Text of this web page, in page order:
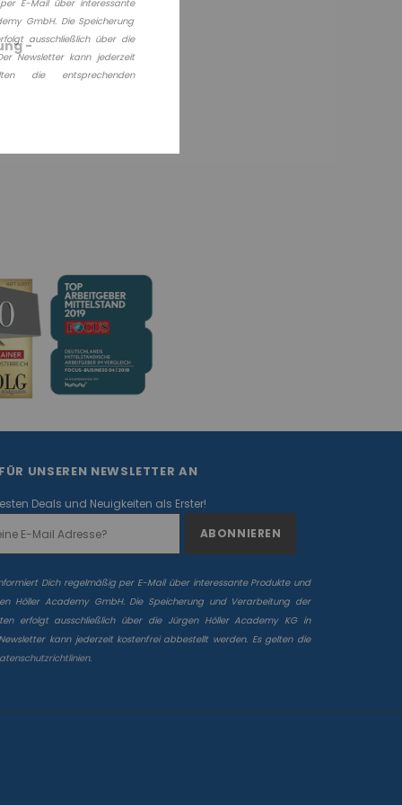
-
UNSEREN NEWSLETTER AN
Deals und Neuigkeiten als Erster!
Dich regelmäßig per E-Mail über interessante Produkte und
Höller Academy GmbH. Die Speicherung und Verarbeitung der
erfolgt ausschließlich über die Jürgen Höller Academy KG in
kann jederzeit kostenfrei abbestellt werden. Es gelten die
GmbH. Die Speicherung
ausschließlich über die
Newsletter kann jederzeit
die entsprechenden